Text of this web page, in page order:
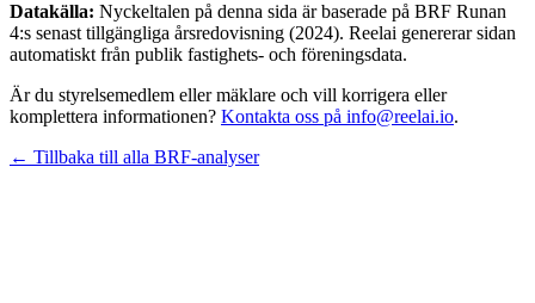
Datakälla: Nyckeltalen på denna sida är baserade på BRF Runan
4:s senast tillgängliga årsredovisning (2024). Reelai genererar sidan
automatiskt från publik fastighets- och föreningsdata.
Är du styrelsemedlem eller mäklare och vill korrigera eller
komplettera informationen? Kontakta oss på info@reelai.io.
← Tillbaka till alla BRF-analyser